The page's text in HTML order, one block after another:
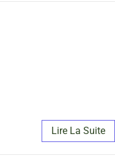
Lire La Suite